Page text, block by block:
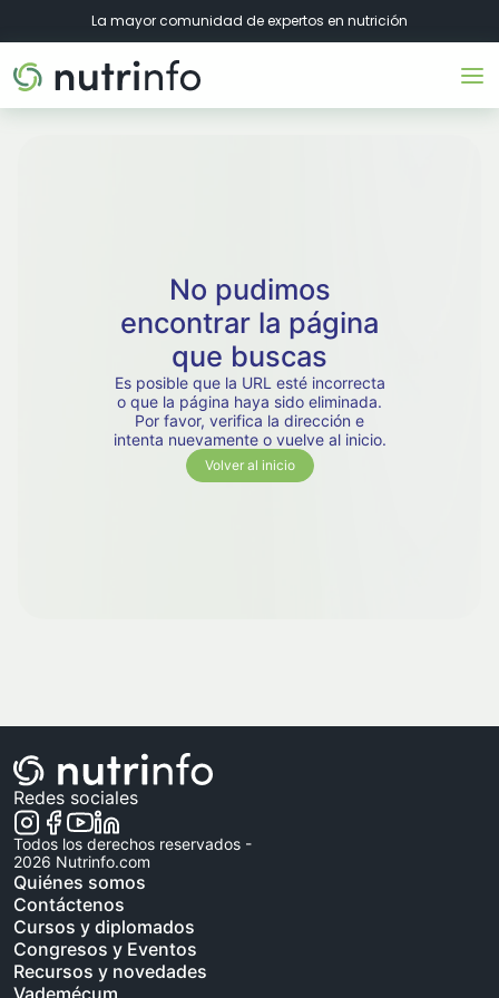
La mayor comunidad de expertos en nutrición
No pudimos
encontrar la página
que buscas
Es posible que la URL esté incorrecta
o que la página haya sido eliminada.
Por favor, verifica la dirección e
intenta nuevamente o vuelve al inicio.
Volver al inicio
Redes sociales
Todos los derechos reservados -
2026 Nutrinfo.com
Quiénes somos
Contáctenos
Cursos y diplomados
Congresos y Eventos
Recursos y novedades
Vademécum